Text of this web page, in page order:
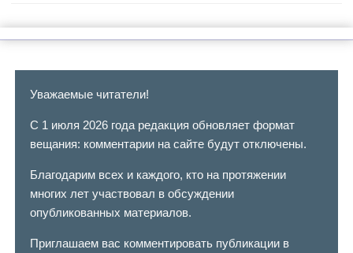
Уважаемые читатели!
С 1 июля 2026 года редакция обновляет формат
вещания: комментарии на сайте будут отключены.
Благодарим всех и каждого, кто на протяжении
многих лет участвовал в обсуждении
опубликованных материалов.
Приглашаем вас комментировать публикации в